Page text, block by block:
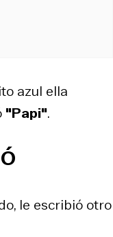
azul ella
"Papi".
le escribió otro